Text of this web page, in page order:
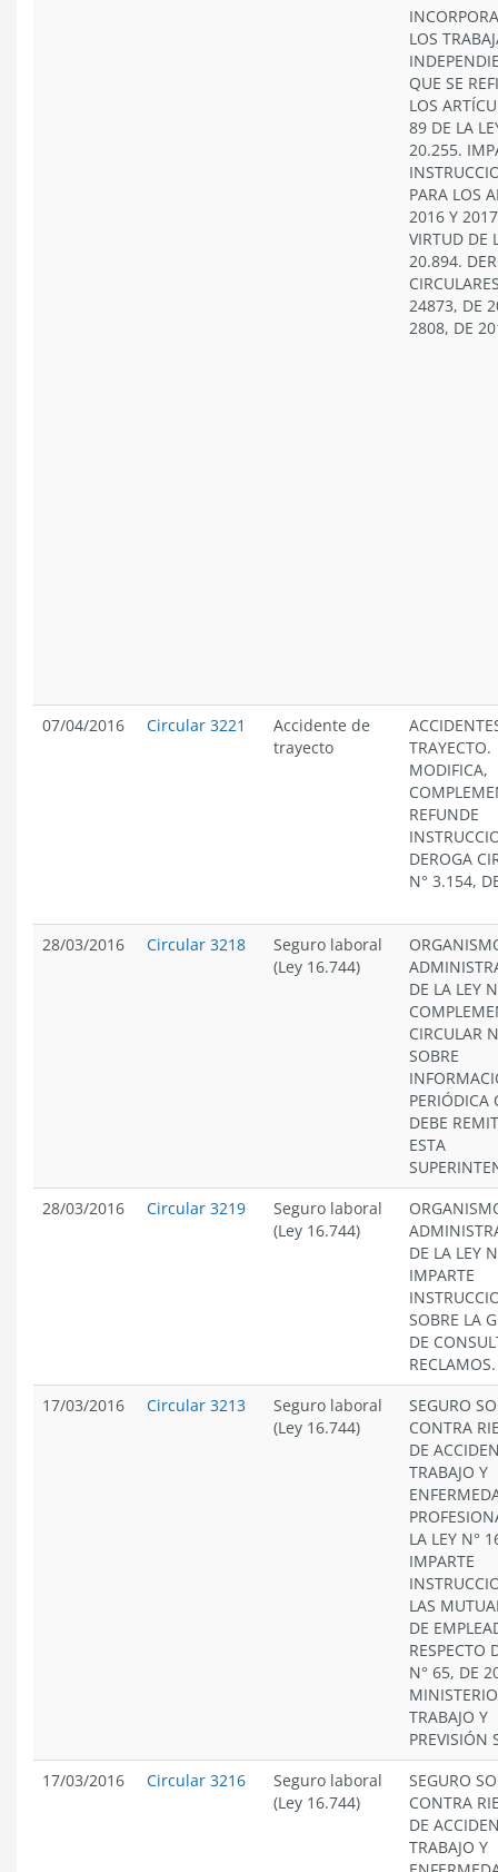
LOS
QUE SE
LOS
89 DE LA
20.255.
PARA LOS
2016 Y
VIRTUD DE
20.894.
24873, DE
2808, DE
07/04/2016 Circular 3221
Accidente de
trayecto
TRAYECTO.
MODIFICA,
REFUNDE
DEROGA
N° 3.154,
28/03/2016 Circular 3218
Seguro laboral
(Ley 16.744)
DE LA LEY
CIRCULAR
SOBRE
PERIÓDICA
DEBE
ESTA
28/03/2016
Circular 3219
Seguro laboral
(Ley 16.744)
DE LA LEY
IMPARTE
SOBRE LA
DE
RECLAMOS.
17/03/2016
Circular 3213
Seguro laboral
(Ley 16.744)
SEGURO
CONTRA
DE
TRABAJO Y
LA LEY N°
IMPARTE
LAS
DE
RESPECTO
N° 65, DE
TRABAJO Y
PREVISIÓN
17/03/2016
Circular 3216
Seguro laboral
(Ley 16.744)
SEGURO
CONTRA
DE
TRABAJO Y